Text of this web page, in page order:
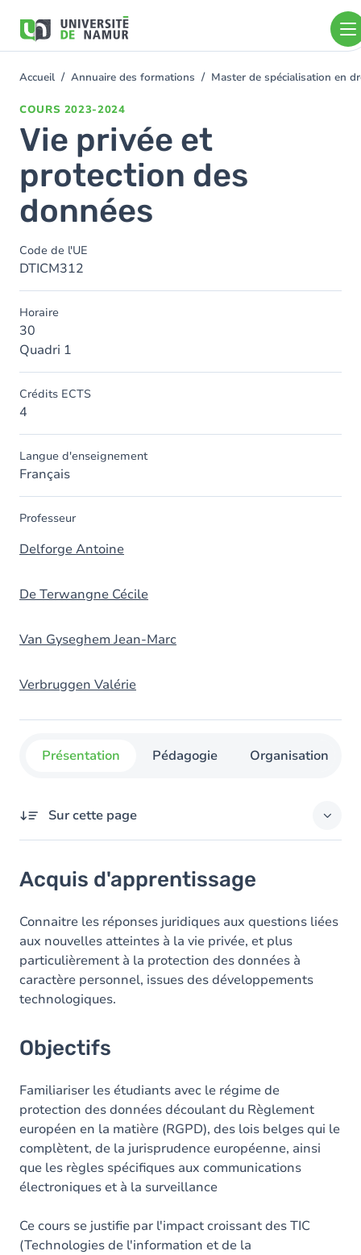
contenu
You
Accueil Annuaire des formations Master de spécialisation en
COURS 2023-2024
Vie privée et
protection des
données
Code de l'UE
DTICM312
Horaire
30
Quadri 1
Crédits ECTS
4
Langue d'enseignement
Français
Professeur
Delforge Antoine
De Terwangne Cécile
Van Gyseghem Jean-Marc
Verbruggen Valérie
Présentation Pédagogie Organisation
Sur cette page
Objectifs
Contenu
Table des matières
Acquis d'apprentissage
Connaitre les réponses juridiques aux questions liées
aux nouvelles atteintes à la vie privée, et plus
particulièrement à la protection des données à
caractère personnel, issues des développements
technologiques.
Objectifs
Familiariser les étudiants avec le régime de
protection des données découlant du Règlement
européen en la matière (RGPD), des lois belges qui le
complètent, de la jurisprudence européenne, ainsi
que les règles spécifiques aux communications
électroniques et à la surveillance
Ce cours se justifie par l'impact croissant des TIC
(Technologies de l'information et de la